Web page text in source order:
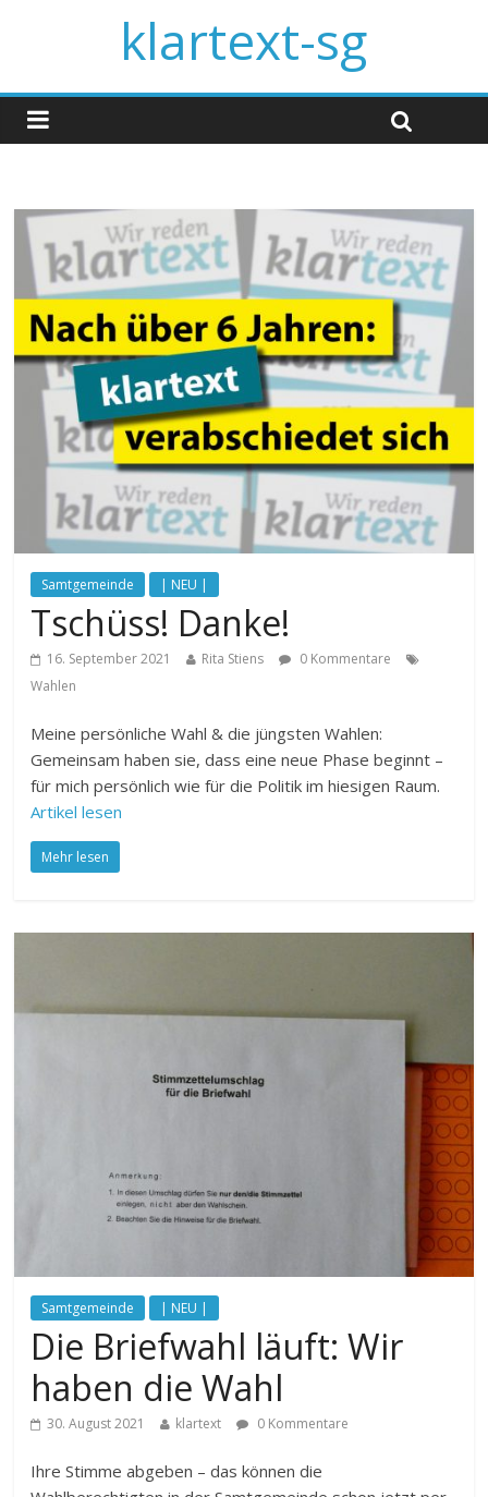
klartext-sg
Samtgemeinde | NEU |
Tschüss! Danke!
16. September 2021 Rita Stiens
0 Kommentare
Wahlen
Meine persönliche Wahl & die jüngsten Wahlen:
Gemeinsam haben sie, dass eine neue Phase beginnt –
für mich persönlich wie für die Politik im hiesigen Raum.
Artikel lesen
Mehr lesen
Samtgemeinde | NEU |
Die Briefwahl läuft: Wir
haben die Wahl
30. August 2021 klartext 0 Kommentare
Ihre Stimme abgeben – das können die